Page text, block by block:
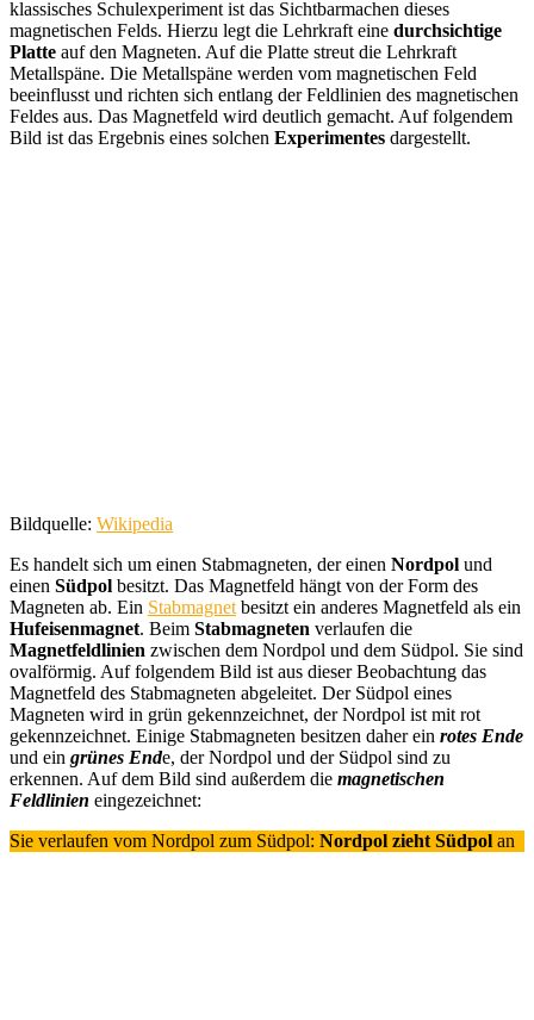
klassisches Schulexperiment ist das Sichtbarmachen dieses
magnetischen Felds. Hierzu legt die Lehrkraft eine durchsichtige
Platte auf den Magneten. Auf die Platte streut die Lehrkraft
Metallspäne. Die Metallspäne werden vom magnetischen Feld
beeinflusst und richten sich entlang der Feldlinien des magnetischen
Feldes aus. Das Magnetfeld wird deutlich gemacht. Auf folgendem
Bild ist das Ergebnis eines solchen Experimentes dargestellt.
Bildquelle: Wikipedia
Es handelt sich um einen Stabmagneten, der einen Nordpol und
einen Südpol besitzt. Das Magnetfeld hängt von der Form des
Magneten ab. Ein Stabmagnet besitzt ein anderes Magnetfeld als ein
Hufeisenmagnet. Beim Stabmagneten verlaufen die
Magnetfeldlinien zwischen dem Nordpol und dem Südpol. Sie sind
ovalförmig. Auf folgendem Bild ist aus dieser Beobachtung das
Magnetfeld des Stabmagneten abgeleitet. Der Südpol eines
Magneten wird in grün gekennzeichnet, der Nordpol ist mit rot
gekennzeichnet. Einige Stabmagneten besitzen daher ein rotes Ende
und ein grünes Ende, der Nordpol und der Südpol sind zu
erkennen. Auf dem Bild sind außerdem die magnetischen
Feldlinien eingezeichnet:
Sie verlaufen vom Nordpol zum Südpol: Nordpol zieht Südpol an